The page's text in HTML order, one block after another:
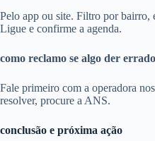
Pelo app ou site. Filtro por bairro,
Ligue e confirme a agenda.
como reclamo se algo der errado
Fale primeiro com a operadora
resolver, procure a ANS.
conclusão e próxima ação